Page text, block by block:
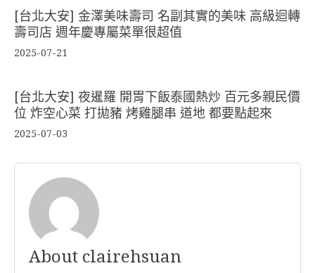
[台北大安] 金澤美味壽司 名副其實的美味 高級迴轉
壽司店 週年慶專屬菜單很超值
2025-07-21
[台北大安] 夜暹羅 開胃下飯泰國熱炒 百元多親民價
位 炸空心菜 打拋豬 烤雞腿串 道地 都要點起來
2025-07-03
About clairehsuan